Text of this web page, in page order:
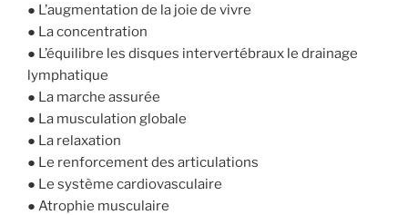
● L’augmentation de la joie de vivre
● La concentration
● L’équilibre les disques intervertébraux le drainage
lymphatique
● La marche assurée
● La musculation globale
● La relaxation
● Le renforcement des articulations
● Le système cardiovasculaire
● Atrophie musculaire